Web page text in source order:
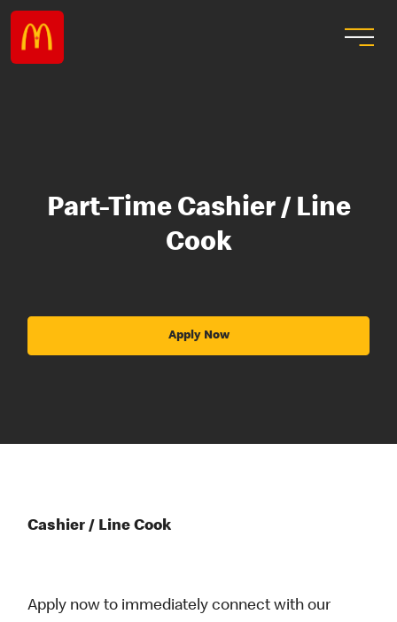
Part-Time Cashier / Line
Cook
Apply Now
Cashier / Line Cook
Apply now to immediately connect with our